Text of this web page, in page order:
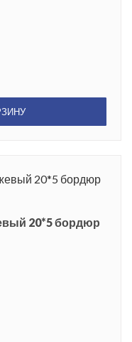
20*5 бордюр